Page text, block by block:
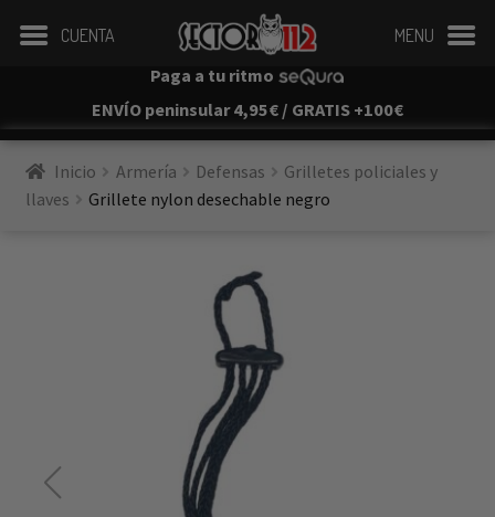
Paga a tu ritmo
ENVÍO peninsular 4,95€ / GRATIS +100€
Inicio Armería Defensas
Grilletes policiales y
llaves
Grillete nylon desechable negro
CUENTA MENU